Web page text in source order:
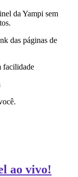
da Yampi sem
das páginas de
facilidade
ao vivo!